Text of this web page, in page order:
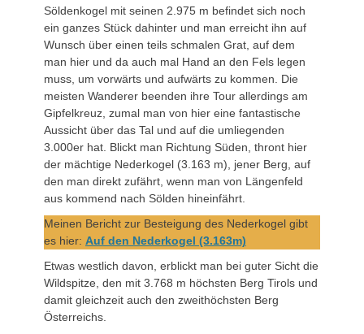
Söldenkogel mit seinen 2.975 m befindet sich noch
ein ganzes Stück dahinter und man erreicht ihn auf
Wunsch über einen teils schmalen Grat, auf dem
man hier und da auch mal Hand an den Fels legen
muss, um vorwärts und aufwärts zu kommen. Die
meisten Wanderer beenden ihre Tour allerdings am
Gipfelkreuz, zumal man von hier eine fantastische
Aussicht über das Tal und auf die umliegenden
3.000er hat. Blickt man Richtung Süden, thront hier
der mächtige Nederkogel (3.163 m), jener Berg, auf
den man direkt zufährt, wenn man von Längenfeld
aus kommend nach Sölden hineinfährt.
Meinen Bericht zur Besteigung des Nederkogel gibt
es hier: Auf den Nederkogel (3.163m)
Etwas westlich davon, erblickt man bei guter Sicht die
Wildspitze, den mit 3.768 m höchsten Berg Tirols und
damit gleichzeit auch den zweithöchsten Berg
Österreichs.